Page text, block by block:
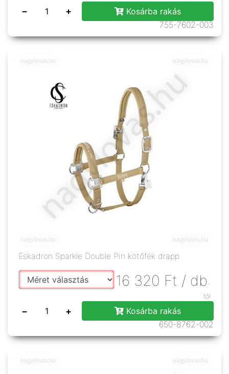
− +
Kosárba rakás
755-7602-003
Eskadron Sparkle Double Pin kötőfék drapp
16 320 Ft / db -
tól
− +
Kosárba rakás
650-8762-002